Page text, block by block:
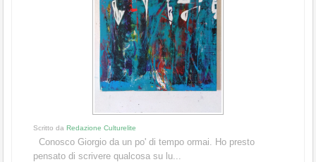
Scritto da Redazione Culturelite
Conosco Giorgio da un po' di tempo ormai. Ho presto
pensato di scrivere qualcosa su lu...